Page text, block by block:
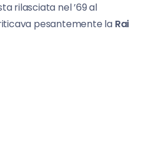
rilasciata nel ’69 al
pesantemente la Rai